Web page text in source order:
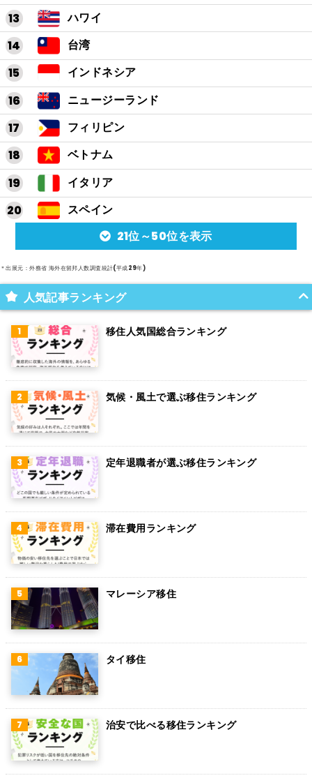
ハワイ
台湾
インドネシア
ニュージーランド
フィリピン
ベトナム
イタリア
スペイン
アルゼンチン
メキシコ
スイス
オランダ
ベルギー
グアム
パラグアイ
アラブ首長国連邦
スウェーデン
ペルー
ボリビア
カンボジア
オーストリア
ロシア
ミャンマー
アイルランド
トルコ
フィンランド
チェコ
21位～50位を表示
＊出展元：外務省 海外在留邦人数調査統計(平成29年)
人気記事ランキング
移住人気国総合ランキング
気候・風土で選ぶ移住ランキング
定年退職者が選ぶ移住ランキング
滞在費用ランキング
マレーシア移住
タイ移住
治安で比べる移住ランキング